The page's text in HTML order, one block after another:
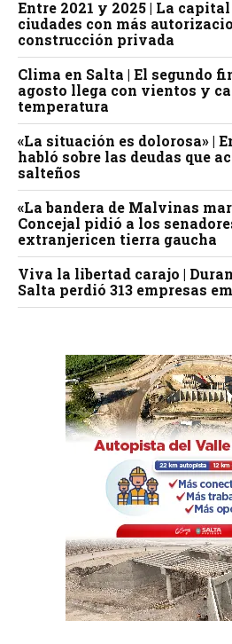
Entre 2021 y 2025 | La
ciudades con más
construcción privada
Clima en Salta | El segundo
agosto llega con vientos y
temperatura
«La situación es dolorosa» |
habló sobre las deudas que
salteños
«La bandera de Malvinas
Concejal pidió a los
extranjericen tierra gaucha
Viva la libertad carajo |
Salta perdió 313 empresas